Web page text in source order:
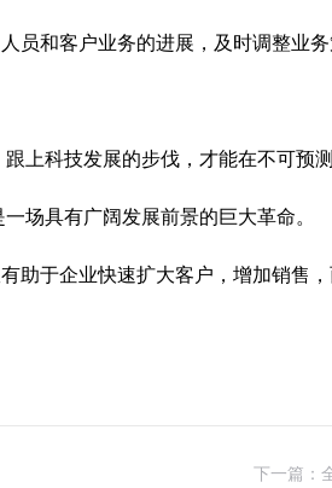
员和客户业务的进展，及时调整业
上科技发展的步伐，才能在不可预
场具有广阔发展前景的巨大革命。
助于企业快速扩大客户，增加销售
下一篇：